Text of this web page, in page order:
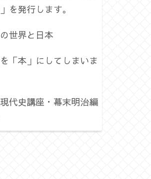
を発行します。
世界と日本
「本」にしてしまいま
代史講座・幕末明治編